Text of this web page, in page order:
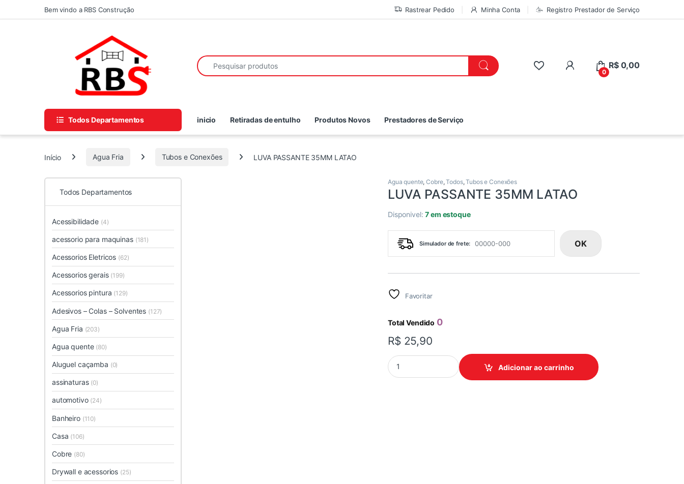
Skip to navigation
Skip to contentBem vindo a RBS Construção Rastrear Pedido Minha Conta Registro Prestador de Serviço
Search for:
0
R$0,00
Todos Departamentos inicio Retiradas de entulho Produtos Novos Prestadores de Serviço
Início Agua Fria Tubos e Conexões LUVA PASSANTE 35MM LATAO
Agua quente,Cobre,Todos,Tubos e Conexões
LUVA PASSANTE 35MM LATAO
Disponivel:7 em estoque
Simulador de frete: OK
Favoritar
Total Vendido 0
R$ 25,90
LUVA PASSANTE 35MM LATAO quantidade
Adicionar ao carrinho
Todos Departamentos
Acessibilidade (4)
acessorio para maquinas (181)
Acessorios Eletricos (62)
Acessorios gerais (199)
Acessorios pintura (129)
Adesivos – Colas – Solventes (127)
Agua Fria (203)
Agua quente (80)
Aluguel caçamba (0)
assinaturas (0)
automotivo (24)
Banheiro (110)
Casa (106)
Cobre (80)
Drywall e acessorios (25)